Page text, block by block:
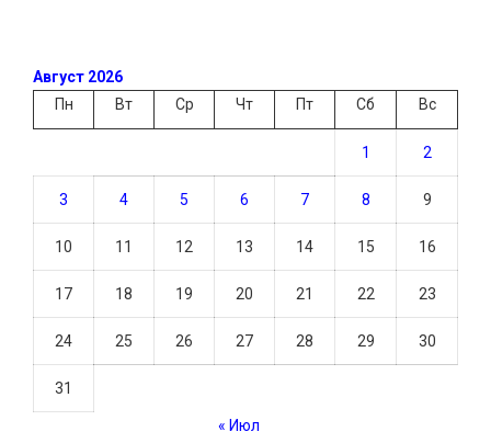
Август 2026
Пн
Вт Ср Чт Пт Сб Вс
1 2
3 4 5 6 7 8 9
10 11 12 13 14 15 16
17 18 19 20 21 22 23
24 25 26 27 28 29 30
31
« Июл